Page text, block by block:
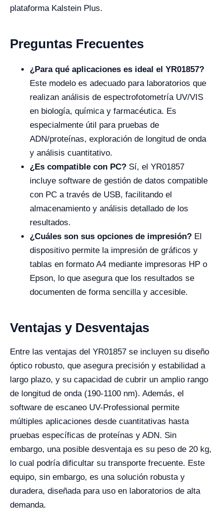
plataforma Kalstein Plus.
Preguntas Frecuentes
¿Para qué aplicaciones es ideal el YR01857?
Este modelo es adecuado para laboratorios que
realizan análisis de espectrofotometría UV/VIS
en biología, química y farmacéutica. Es
especialmente útil para pruebas de
ADN/proteínas, exploración de longitud de onda
y análisis cuantitativo.
¿Es compatible con PC? Sí, el YR01857
incluye software de gestión de datos compatible
con PC a través de USB, facilitando el
almacenamiento y análisis detallado de los
resultados.
¿Cuáles son sus opciones de impresión? El
dispositivo permite la impresión de gráficos y
tablas en formato A4 mediante impresoras HP o
Epson, lo que asegura que los resultados se
documenten de forma sencilla y accesible.
Ventajas y Desventajas
Entre las ventajas del YR01857 se incluyen su diseño
óptico robusto, que asegura precisión y estabilidad a
largo plazo, y su capacidad de cubrir un amplio rango
de longitud de onda (190-1100 nm). Además, el
software de escaneo UV-Professional permite
múltiples aplicaciones desde cuantitativas hasta
pruebas específicas de proteínas y ADN. Sin
embargo, una posible desventaja es su peso de 20 kg,
lo cual podría dificultar su transporte frecuente. Este
equipo, sin embargo, es una solución robusta y
duradera, diseñada para uso en laboratorios de alta
demanda.